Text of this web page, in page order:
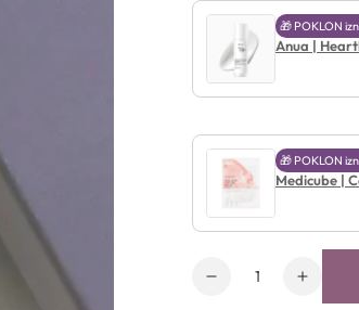
🎁 POKLON
Anua |
🎁 POKLON
Medicube |
Količina